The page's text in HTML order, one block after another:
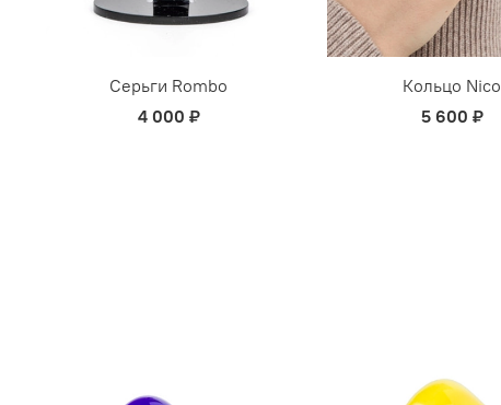
Серьги Rombo
4 000 ₽
Кольцо Nico
5 600 ₽